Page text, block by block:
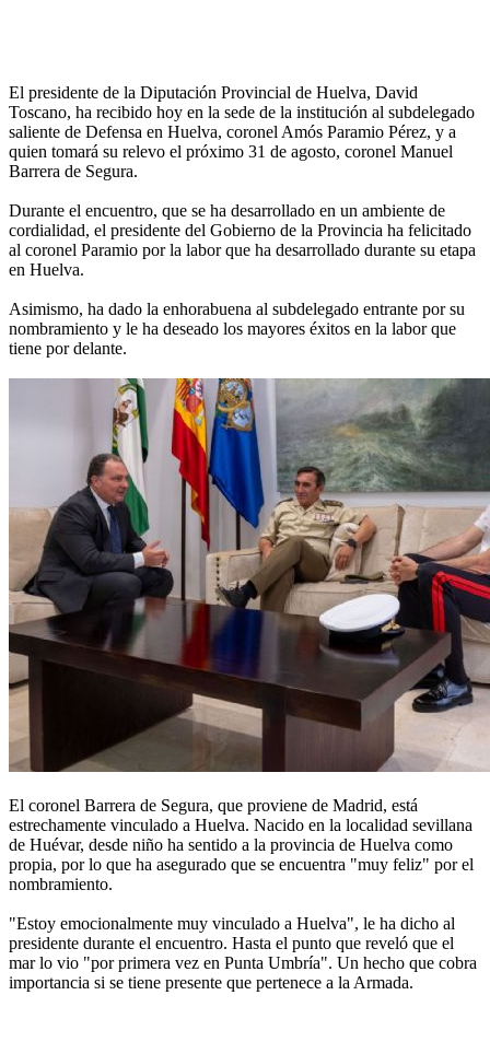
El presidente de la Diputación Provincial de Huelva, David
Toscano, ha recibido hoy en la sede de la institución al subdelegado
saliente de Defensa en Huelva, coronel Amós Paramio Pérez, y a
quien tomará su relevo el próximo 31 de agosto, coronel Manuel
Barrera de Segura.
Durante el encuentro, que se ha desarrollado en un ambiente de
cordialidad, el presidente del Gobierno de la Provincia ha felicitado
al coronel Paramio por la labor que ha desarrollado durante su etapa
en Huelva.
Asimismo, ha dado la enhorabuena al subdelegado entrante por su
nombramiento y le ha deseado los mayores éxitos en la labor que
tiene por delante.
El coronel Barrera de Segura, que proviene de Madrid, está
estrechamente vinculado a Huelva. Nacido en la localidad sevillana
de Huévar, desde niño ha sentido a la provincia de Huelva como
propia, por lo que ha asegurado que se encuentra "muy feliz" por el
nombramiento.
"Estoy emocionalmente muy vinculado a Huelva", le ha dicho al
presidente durante el encuentro. Hasta el punto que reveló que el
mar lo vio "por primera vez en Punta Umbría". Un hecho que cobra
importancia si se tiene presente que pertenece a la Armada.